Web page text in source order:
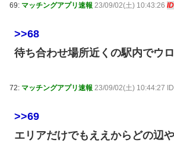
69: マッチングアプリ速報 23/09/02(土) 10:43:26
>>68
待ち合わせ場所近くの駅内でウ
72: マッチングアプリ速報 23/09/02(土) 10:44:27
>>69
エリアだけでもええからどの辺